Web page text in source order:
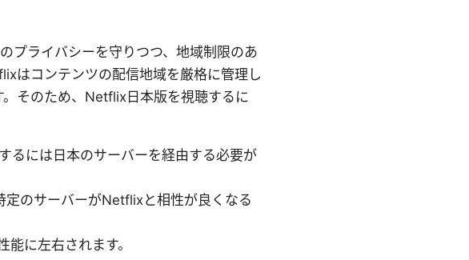
プライバシーを守りつつ、地域制限のあ
はコンテンツの配信地域を厳格に管理し
そのため、Netflix日本版を視聴するに
るには日本のサーバーを経由する必要が
定のサーバーがNetflixと相性が良くなる
に左右されます。